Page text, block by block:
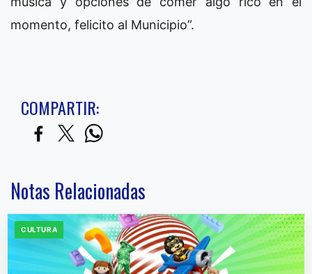
momento, felicito al Municipio”.
COMPARTIR:
Notas Relacionadas
CULTURA